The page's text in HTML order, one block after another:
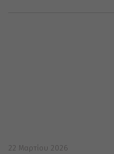
22 Μαρτίου 2026